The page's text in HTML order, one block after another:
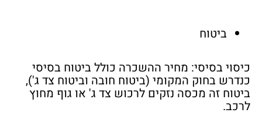
ביטוח
כיסוי בסיסי: מחיר ההשכרה כולל ביטוח בסיסי
כנדרש בחוק המקומי (ביטוח חובה וביטוח צד ג'),
ביטוח זה מכסה נזקים לרכוש צד ג' או גוף מחוץ
לרכב.